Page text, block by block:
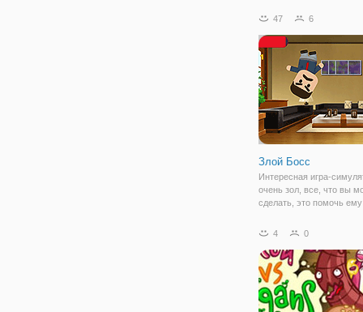
тянешь свой путь через
собрать сыр и не
том! Помогите Джерри
47 6
Злой Босс
Интересная игра-
очень зол, все, что вы
сделать, это помочь ему
предположительно, вы
уничтожить
но перед этим вы
4 0